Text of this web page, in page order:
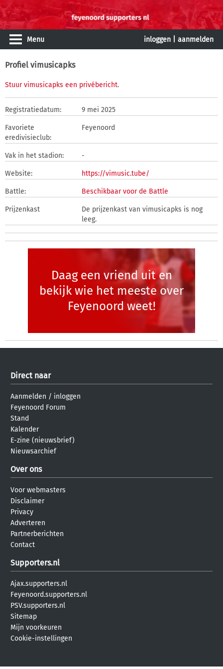
Menu inloggen aanmelden
Profiel vimusicapks
Stuur vimusicapks een privébericht.
Registratiedatum: 9 mei 2025
Favoriete
eredivisieclub:
Feyenoord
Vak in het stadion: -
Website: https://vimusic.tube/
Battle: Beschikbaar voor de Battle
Prijzenkast
De prijzenkast van vimusicapks is nog
leeg.
Daag een vriend uit en
bekijk wie het meeste over
Feyenoord weet!
Direct naar
Aanmelden / inloggen
Feyenoord Forum
Stand
Kalender
E-zine (nieuwsbrief)
Nieuwsarchief
Over ons
Voor webmasters
Disclaimer
Privacy
Adverteren
Partnerberichten
Contact
Supporters.nl
Ajax.supporters.nl
Feyenoord.supporters.nl
PSV.supporters.nl
Sitemap
Mijn voorkeuren
Cookie-instellingen